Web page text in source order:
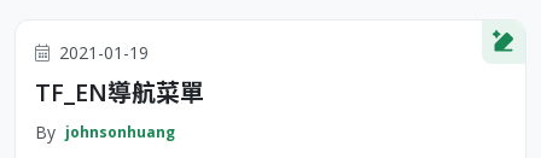
Doohickey Comany 成立於 1971 年，公司成立以來，
2021-01-19
TF_EN導航菜單
By johnsonhuang